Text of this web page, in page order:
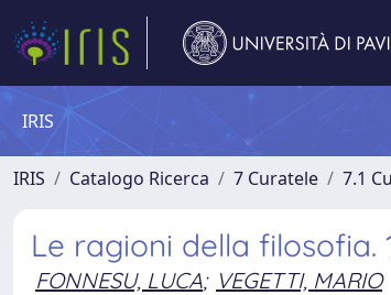
IRIS
IRIS Catalogo Ricerca 7 Curatele 7.1
Le ragioni della filosofia.
FONNESU, LUCA; VEGETTI, MARIO